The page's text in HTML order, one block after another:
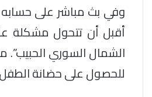
وفي بث مباشر على حسابه
أقبل أن تتحول مشكلة
للحصول على حضانة